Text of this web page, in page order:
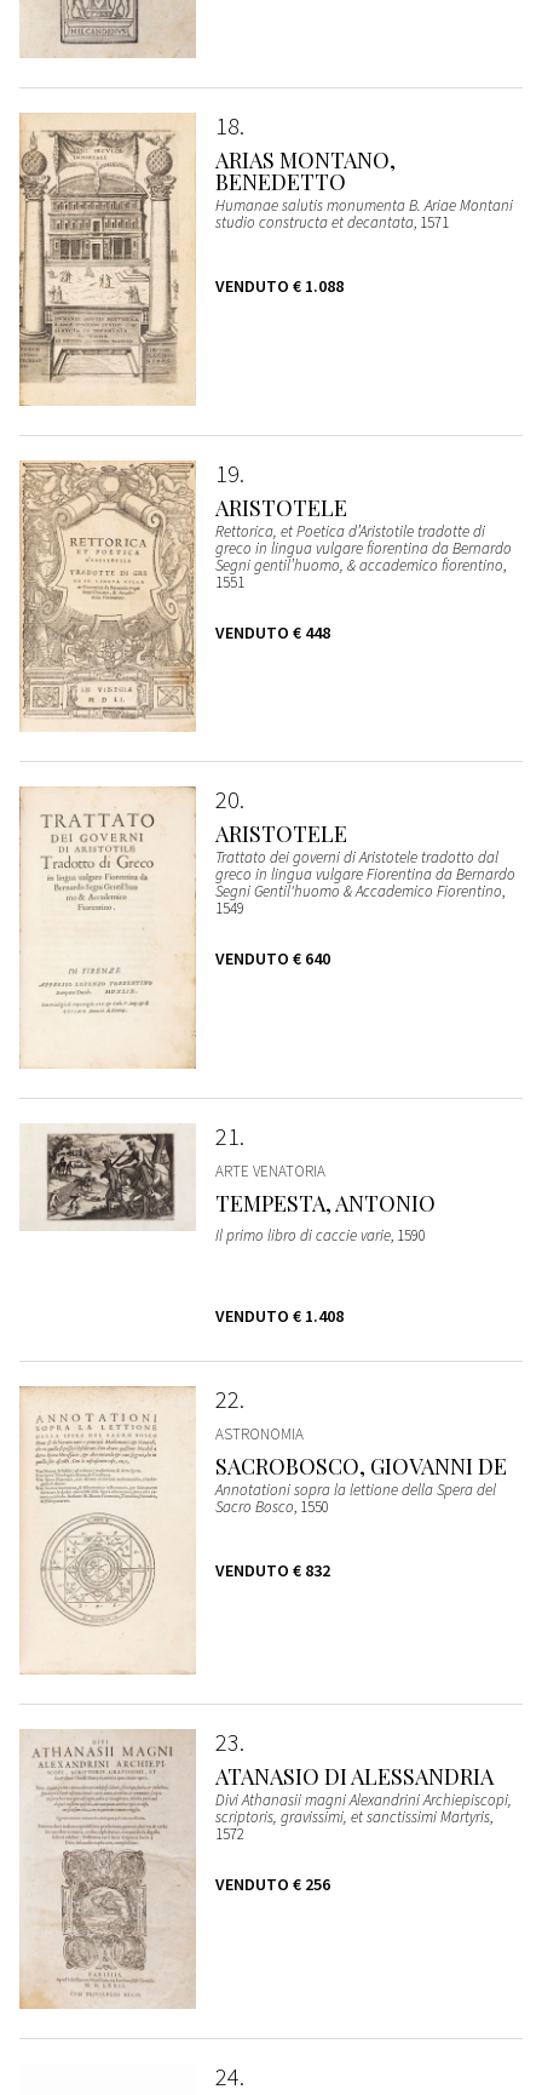
18
ARIAS MONTANO,
BENEDETTO
Humanae salutis monumenta B. Ariae Montani
studio constructa et decantata, 1571
VENDUTO € 1.088
19
ARISTOTELE
Rettorica, et Poetica d’Aristotile tradotte di
greco in lingua vulgare fiorentina da Bernardo
Segni gentil’huomo, & accademico fiorentino,
1551
VENDUTO € 448
20
ARISTOTELE
Trattato dei governi di Aristotele tradotto dal
greco in lingua vulgare Fiorentina da Bernardo
Segni Gentil'huomo & Accademico Fiorentino,
1549
VENDUTO € 640
21
ARTE VENATORIA
TEMPESTA, ANTONIO
Il primo libro di caccie varie, 1590
VENDUTO € 1.408
22
ASTRONOMIA
SACROBOSCO, GIOVANNI DE
Annotationi sopra la lettione della Spera del
Sacro Bosco, 1550
VENDUTO € 832
23
ATANASIO DI ALESSANDRIA
Divi Athanasii magni Alexandrini Archiepiscopi,
scriptoris, gravissimi, et sanctissimi Martyris,
1572
VENDUTO € 256
24